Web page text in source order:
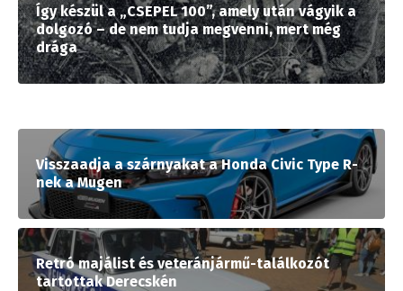
Így készül a „CSEPEL 100”, amely után vágyik a
dolgozó – de nem tudja megvenni, mert még
drága
Visszaadja a szárnyakat a Honda Civic Type R-
nek a Mugen
Retró majálist és veteránjármű-találkozót
tartottak Derecskén